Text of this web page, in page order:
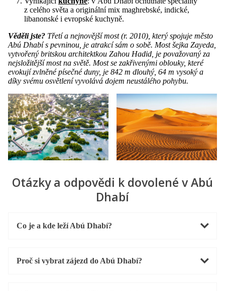
z celého světa a originální mix maghrebské, indické,
libanonské i evropské kuchyně.
Věděli jste? Třetí a nejnovější most (r. 2010), který spojuje město
Abú Dhabí s pevninou, je atrakcí sám o sobě. Most šejka Zayeda,
vytvořený britskou architektkou Zahou Hadid, je považovaný za
nejsložitější most na světě. Most se zakřivenými oblouky, které
evokují zvlněné písečné duny, je 842 m dlouhý, 64 m vysoký a
díky svému osvětlení vyvolává dojem neustálého pohybu.
Otázky a odpovědi k dovolené v Abú
Dhabí
Co je a kde leží Abú Dhabí?
Proč si vybrat zájezd do Abú Dhabí?